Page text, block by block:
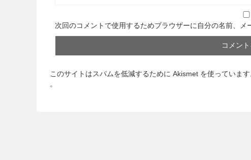
次回のコメントで使用するためブラウザーに自分の名前、メ
このサイトはスパムを低減するために Akismet を使っています
。